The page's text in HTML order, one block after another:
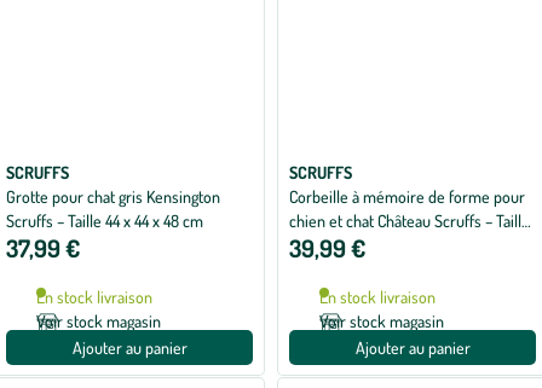
SCRUFFS
Grotte pour chat gris Kensington
Scruffs – Taille 44 x 44 x 48 cm
37,99 €
En stock livraison
Voir stock magasin
Ajouter au panier
SCRUFFS
Corbeille à mémoire de forme pour
chien et chat Château Scruffs – Taille
S
39,99 €
En stock livraison
Voir stock magasin
Ajouter au panier